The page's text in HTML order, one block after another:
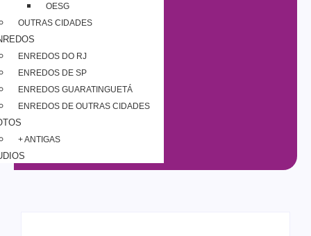
OESG
OUTRAS CIDADES
ENREDOS DO RJ
ENREDOS DE SP
ENREDOS GUARATINGUETÁ
ENREDOS DE OUTRAS CIDADES
+ ANTIGAS